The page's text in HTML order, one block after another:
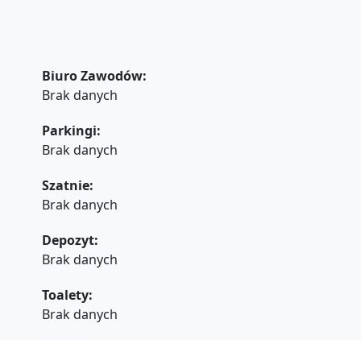
Biuro Zawodów:
Brak danych
Parkingi:
Brak danych
Szatnie:
Brak danych
Depozyt:
Brak danych
Toalety:
Brak danych